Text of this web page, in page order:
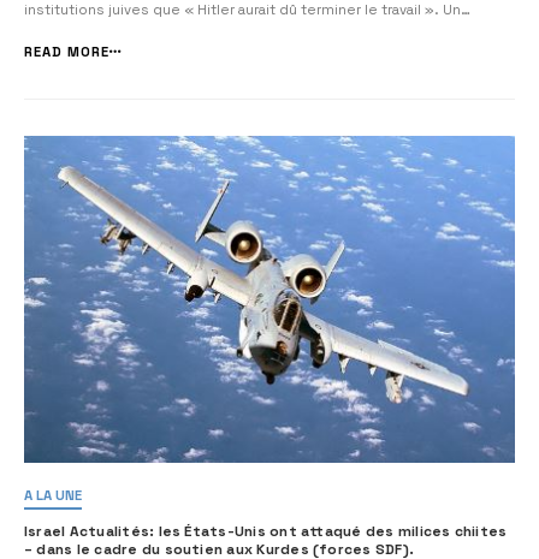
institutions juives que « Hitler aurait dû terminer le travail ». Un
résident du Mississippi âgé de 29 ans, à deux ans de […]
READ MORE
A LA UNE
Israel Actualités: les États-Unis ont attaqué des milices chiites
– dans le cadre du soutien aux Kurdes (forces SDF).